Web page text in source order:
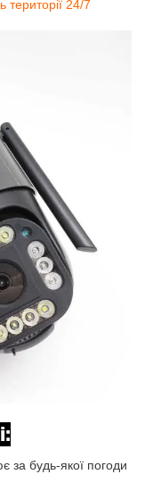
24/7
за будь-якої погоди